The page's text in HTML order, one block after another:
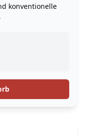
konventionelle